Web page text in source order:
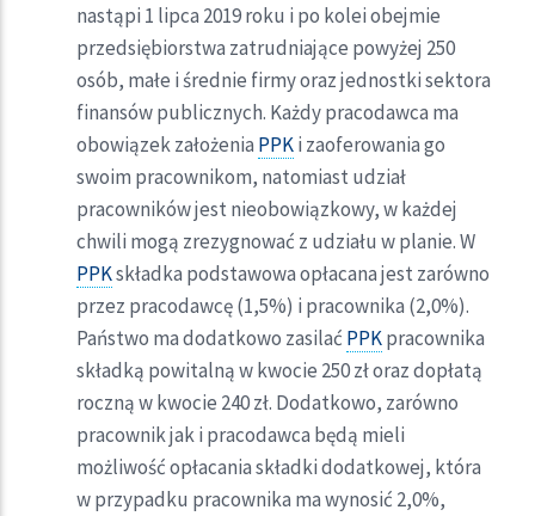
nastąpi 1 lipca 2019 roku i po kolei obejmie
przedsiębiorstwa zatrudniające powyżej 250
osób, małe i średnie firmy oraz jednostki sektora
finansów publicznych. Każdy pracodawca ma
obowiązek założenia PPKi zaoferowania go
swoim pracownikom, natomiast udział
pracowników jest nieobowiązkowy, w każdej
chwili mogą zrezygnować z udziału w planie. W
PPKskładka podstawowa opłacana jest zarówno
przez pracodawcę (1,5%) i pracownika (2,0%).
Państwo ma dodatkowo zasilać PPKpracownika
składką powitalną w kwocie 250 zł oraz dopłatą
roczną w kwocie 240 zł. Dodatkowo, zarówno
pracownik jak i pracodawca będą mieli
możliwość opłacania składki dodatkowej, która
w przypadku pracownika ma wynosić 2,0%,